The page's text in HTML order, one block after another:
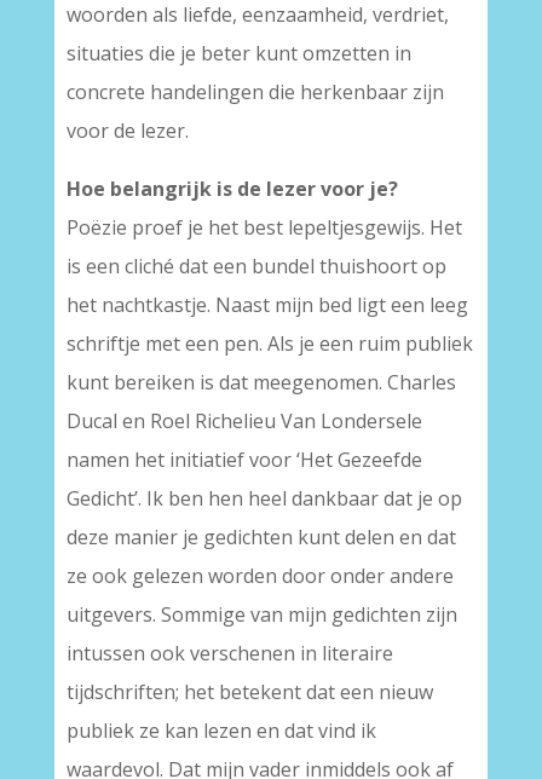
woorden als liefde, eenzaamheid, verdriet,
situaties die je beter kunt omzetten in
concrete handelingen die herkenbaar zijn
voor de lezer.
Hoe belangrijk is de lezer voor je?
Poëzie proef je het best lepeltjesgewijs. Het
is een cliché dat een bundel thuishoort op
het nachtkastje. Naast mijn bed ligt een leeg
schriftje met een pen. Als je een ruim publiek
kunt bereiken is dat meegenomen. Charles
Ducal en Roel Richelieu Van Londersele
namen het initiatief voor ‘Het Gezeefde
Gedicht’. Ik ben hen heel dankbaar dat je op
deze manier je gedichten kunt delen en dat
ze ook gelezen worden door onder andere
uitgevers. Sommige van mijn gedichten zijn
intussen ook verschenen in literaire
tijdschriften; het betekent dat een nieuw
publiek ze kan lezen en dat vind ik
waardevol. Dat mijn vader inmiddels ook af